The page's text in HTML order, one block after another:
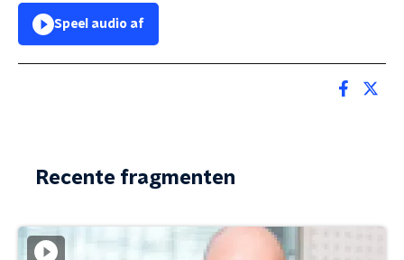
Speel audio af
Recente fragmenten